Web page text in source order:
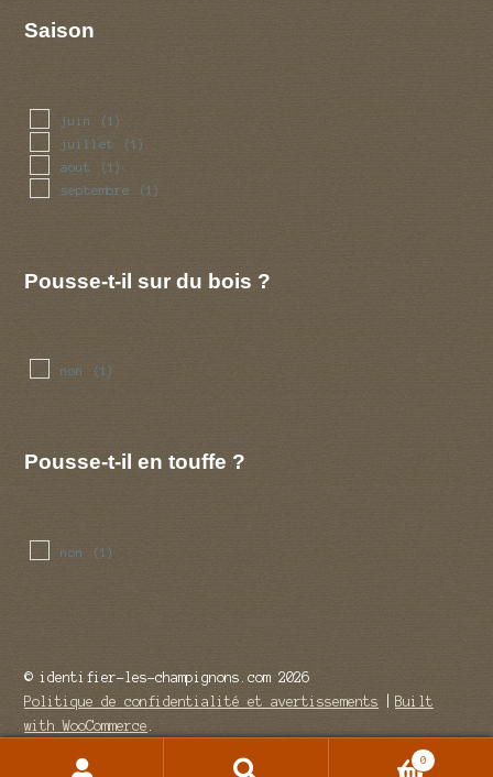
Saison
juin (1)
juillet (1)
aout (1)
septembre (1)
Pousse-t-il sur du bois ?
non (1)
Pousse-t-il en touffe ?
non (1)
© identifier-les-champignons.com 2026
Politique de confidentialité et avertissements
Built
with WooCommerce
0